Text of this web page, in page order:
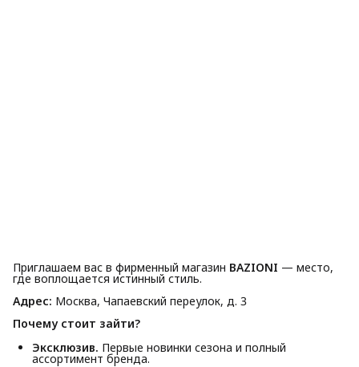
Приглашаем вас в фирменный магазин BAZIONI — место,
где воплощается истинный стиль.
Адрес: Москва, Чапаевский переулок, д. 3
Почему стоит зайти?
Эксклюзив. Первые новинки сезона и полный
ассортимент бренда.